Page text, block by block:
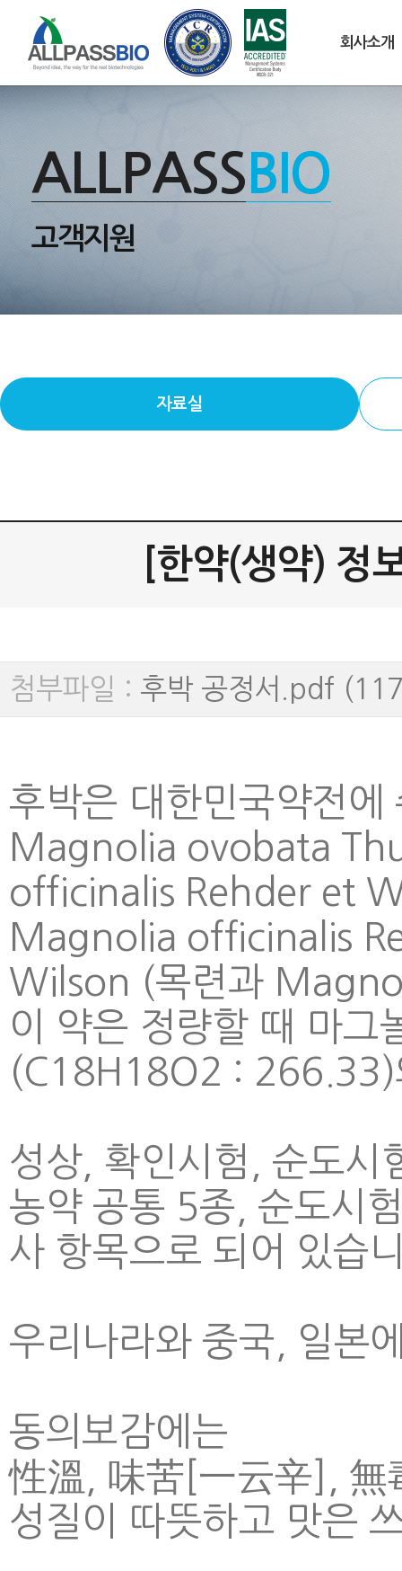
회사소개
ALLPASS BIO
고객지원
자료실
[한약(생약)
첨부파일 : 후박 공정서.pdf
후박은 대한민국약전
Magnolia ovobata
officinalis Rehder et
Magnolia officinalis
Wilson (목련과
이 약은 정량할 때 마
(C18H18O2 : 266.33)
성상, 확인시험, 순도시
농약 공통 5종, 순도시
사 항목으로 되어 있습
우리나라와 중국, 일본
동의보감에는
性溫, 味苦[一云辛], 無
성질이 따뜻하고 맛은